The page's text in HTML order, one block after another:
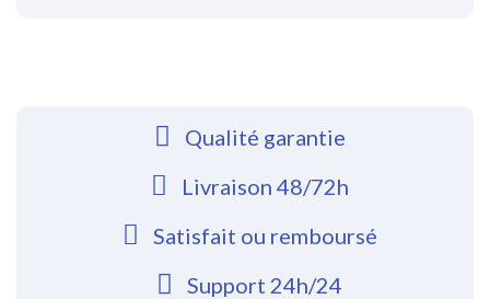
Qualité garantie
Livraison 48/72h
Satisfait ou remboursé
Support 24h/24